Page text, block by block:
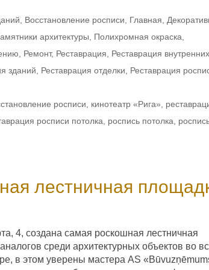
Восстановление росписи Главная
архитектуры Полихромная окраска
Ремонт, Реставрация
Реставрация внутренних
зданий Реставрация отделки Реставрация
росписи кинотеатр «Рига»
росписи потолка роспись потолка
лестничная
4, создана самая роскошная лестничная
среди архитектурных объектов во
в этом уверены мастера AS